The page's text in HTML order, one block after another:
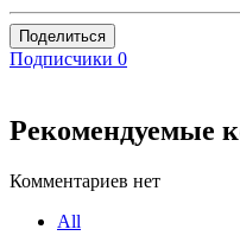
Поделиться
Подписчики 0
Рекомендуемые
Комментариев нет
All